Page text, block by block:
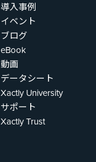
導入事例
イベント
ブログ
eBook
動画
データシート
Xactly University
サポート
Xactly Trust